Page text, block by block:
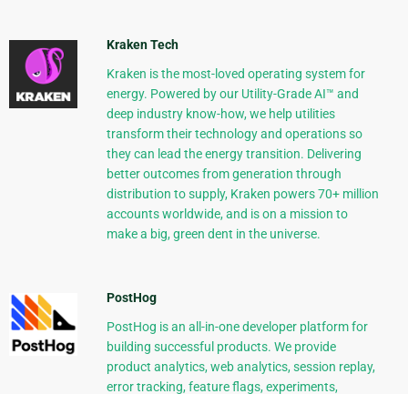
Kraken Tech
Kraken is the most-loved operating system for
energy. Powered by our Utility-Grade AI™ and
deep industry know-how, we help utilities
transform their technology and operations so
they can lead the energy transition. Delivering
better outcomes from generation through
distribution to supply, Kraken powers 70+ million
accounts worldwide, and is on a mission to
make a big, green dent in the universe.
PostHog
PostHog is an all-in-one developer platform for
building successful products. We provide
product analytics, web analytics, session replay,
error tracking, feature flags, experiments,